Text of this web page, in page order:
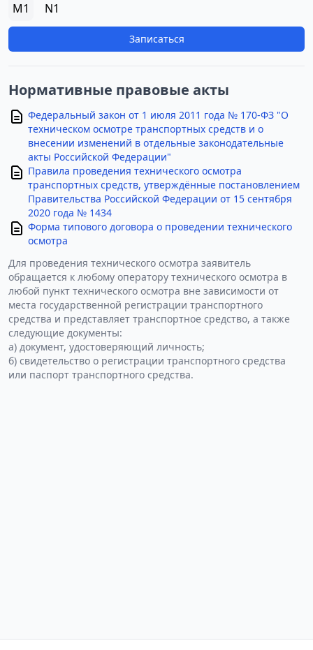
M1 N1
Записаться
Нормативные правовые акты
Федеральный закон от 1 июля 2011 года № 170-ФЗ "О
техническом осмотре транспортных средств и о
внесении изменений в отдельные законодательные
акты Российской Федерации"
Правила проведения технического осмотра
транспортных средств, утверждённые постановлением
Правительства Российской Федерации от 15 сентября
2020 года № 1434
Форма типового договора о проведении технического
осмотра
Для проведения технического осмотра заявитель
обращается к любому оператору технического осмотра в
любой пункт технического осмотра вне зависимости от
места государственной регистрации транспортного
средства и представляет транспортное средство, а также
следующие документы:
а) документ, удостоверяющий личность;
б) свидетельство о регистрации транспортного средства
или паспорт транспортного средства.